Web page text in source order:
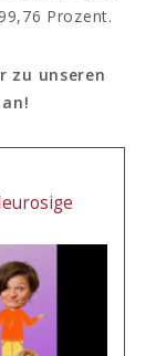
Prozent.
zu unseren